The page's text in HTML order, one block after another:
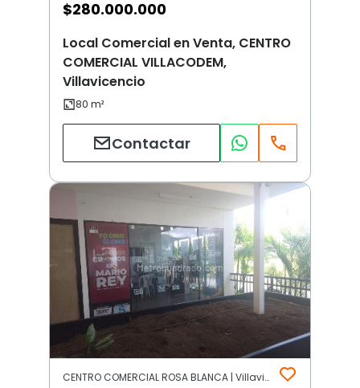
$280.000.000
Local Comercial en Venta, CENTRO
COMERCIAL VILLACODEM,
Villavicencio
Contactar
CENTRO COMERCIAL ROSA BLANCA | Villavicencio